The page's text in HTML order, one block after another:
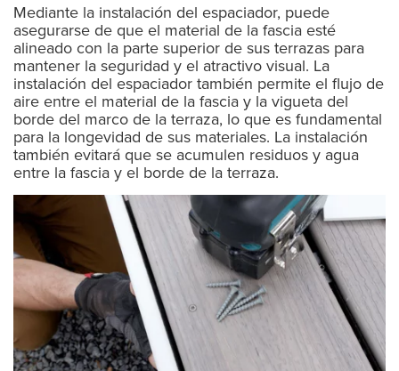
Mediante la instalación del espaciador, puede
asegurarse de que el material de la fascia esté
alineado con la parte superior de sus terrazas para
mantener la seguridad y el atractivo visual. La
instalación del espaciador también permite el flujo de
aire entre el material de la fascia y la vigueta del
borde del marco de la terraza, lo que es fundamental
para la longevidad de sus materiales. La instalación
también evitará que se acumulen residuos y agua
entre la fascia y el borde de la terraza.